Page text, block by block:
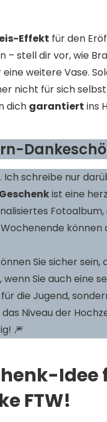
Effekt für den
– stell dir vor, wie
weitere Vase.
nicht für sich
dich garantiert ins
schreibe nur
ist eine
können
Sie sicher
Sie auch eine
die Jugend,
Niveau der
🎆
FTW!